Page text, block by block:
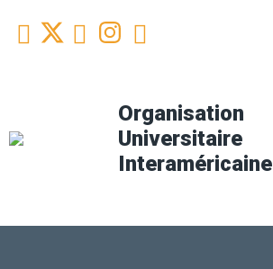
Organisation
Universitaire
Interaméricaine
 Facebook
 YoutubeInstagram
